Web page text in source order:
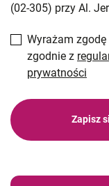
(02-305) przy Al.
Wyrażam
zgodnie z
prywatności
Zapisz